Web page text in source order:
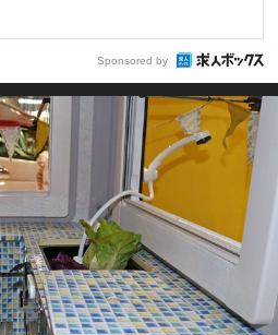
Sponsored by